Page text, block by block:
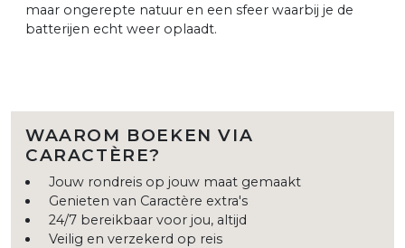
maar ongerepte natuur en een sfeer waarbij je de
batterijen echt weer oplaadt.
WAAROM BOEKEN VIA
CARACTÈRE?
Jouw rondreis op jouw maat gemaakt
Genieten van Caractère extra's
24/7 bereikbaar voor jou, altijd
Veilig en verzekerd op reis